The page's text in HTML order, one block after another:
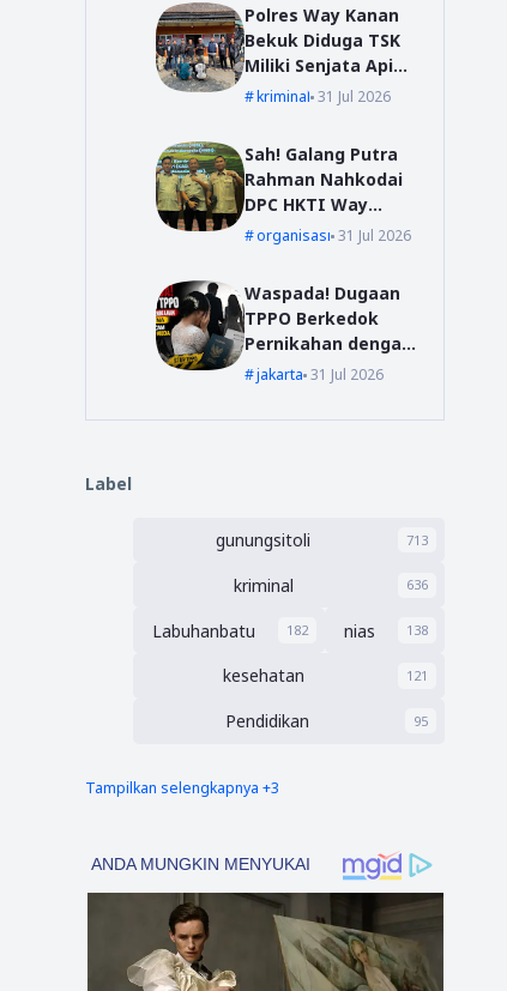
di Desa Mudk
Polres Way Kanan
Bekuk Diduga TSK
Miliki Senjata Api
Ilegal Rakitan dan
kriminal 31 Jul 2026
Sah! Galang Putra
Rahman Nahkodai
DPC HKTI Way
Kanan: Randi Farada
Bendahara
organisasi 31 Jul 2026
Waspada! Dugaan
TPPO Berkedok
Pernikahan dengan
WNA Kembali
Muda Asal Nias
jakarta 31 Jul 2026
Label
gunungsitoli 713
kriminal 636
Labuhanbatu 182 nias 138
kesehatan 121
Pendidikan 95
nias barat 90
Tampilkan selengkapnya +3